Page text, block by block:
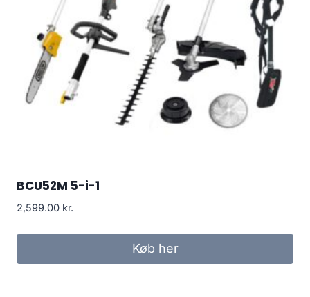
BCU52M 5-i-1
2,599.00 kr.
Køb her